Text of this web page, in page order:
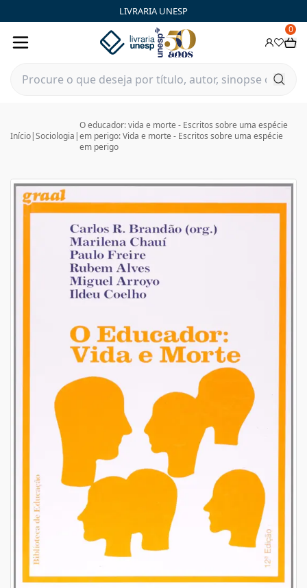
LIVRARIA UNESP
0
Início|Sociologia |
O educador: vida e morte - Escritos sobre uma espécie
em perigo: Vida e morte - Escritos sobre uma espécie
em perigo